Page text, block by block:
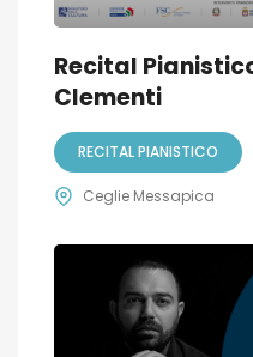
Recital
Clementi
RECITAL PIANISTICO
Ceglie Messapica